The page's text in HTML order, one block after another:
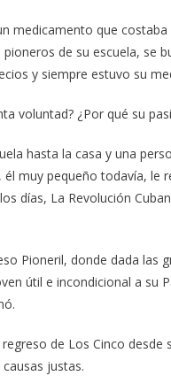
medicamento que
de su escuela, se
y siempre estuvo su
voluntad? ¿Por qué su
hasta la casa y una
muy pequeño todavía, le
días, La Revolución
Pioneril, donde dada las
útil e incondicional a su
de Los Cinco
justas.